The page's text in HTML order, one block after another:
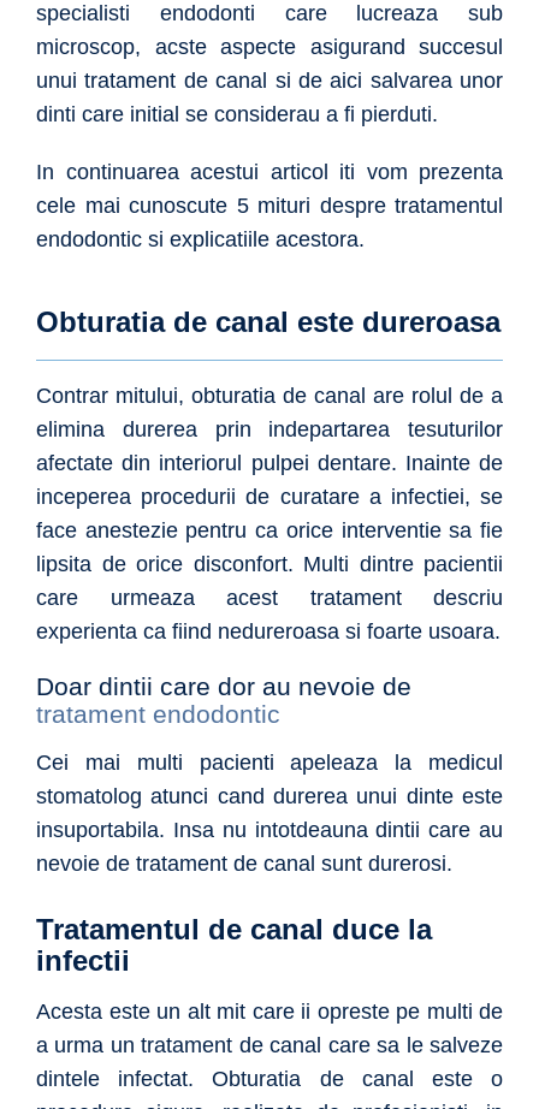
specialisti endodonti care lucreaza sub
microscop, acste aspecte asigurand succesul
unui tratament de canal si de aici salvarea unor
dinti care initial se considerau a fi pierduti.
In continuarea acestui articol iti vom prezenta
cele mai cunoscute 5 mituri despre tratamentul
endodontic si explicatiile acestora.
Obturatia de canal este dureroasa
Contrar mitului, obturatia de canal are rolul de a
elimina durerea prin indepartarea tesuturilor
afectate din interiorul pulpei dentare. Inainte de
inceperea procedurii de curatare a infectiei, se
face anestezie pentru ca orice interventie sa fie
lipsita de orice disconfort. Multi dintre pacientii
care urmeaza acest tratament descriu
experienta ca fiind nedureroasa si foarte usoara.
Doar dintii care dor au nevoie de
tratament endodontic
Cei mai multi pacienti apeleaza la medicul
stomatolog atunci cand durerea unui dinte este
insuportabila. Insa nu intotdeauna dintii care au
nevoie de tratament de canal sunt durerosi.
Tratamentul de canal duce la
infectii
Acesta este un alt mit care ii opreste pe multi de
a urma un tratament de canal care sa le salveze
dintele infectat. Obturatia de canal este o